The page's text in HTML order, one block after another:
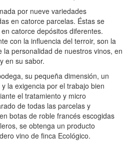
por nueve variedades
en catorce parcelas. Éstas se
catorce depósitos diferentes.
con la influencia del terroir, son la
la personalidad de nuestros vinos, en
en su sabor.
su pequeña dimensión, un
la exigencia por el trabajo bien
el tratamiento y micro
de todas las parcelas y
botas de roble francés escogidas
se obtenga un producto
vino de finca Ecológico.